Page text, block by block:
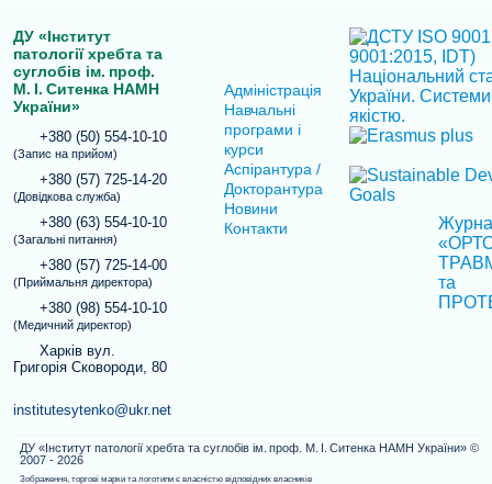
ДУ «Інститут
патології хребта та
суглобів ім. проф.
М. І. Ситенка НАМН
України»
+380 (50) 554-10-10
(Запис на прийом)
+380 (57) 725-14-20
(Довідкова служба)
+380 (63) 554-10-10
(Загальні питання)
+380 (57) 725-14-00
(Приймальня директора)
+380 (98) 554-10-10
(Медичний директор)
Харків вул.
Григорія Сковороди, 80
institutesytenko@ukr.net
Адміністрація
Навчальні
програми і
курси
Аспірантура /
Докторантура
Новини
Контакти
та
ДУ «Інститут патології хребта та суглобів ім. проф. М. І. Ситенка НАМН України» ©
2007 - 2026
Зображення, торгові марки та логотипи є власністю відповідних власників